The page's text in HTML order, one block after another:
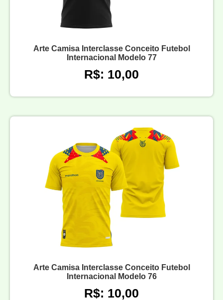
Arte Camisa Interclasse Conceito Futebol
Internacional Modelo 77
R$: 10,00
Arte Camisa Interclasse Conceito Futebol
Internacional Modelo 76
R$: 10,00